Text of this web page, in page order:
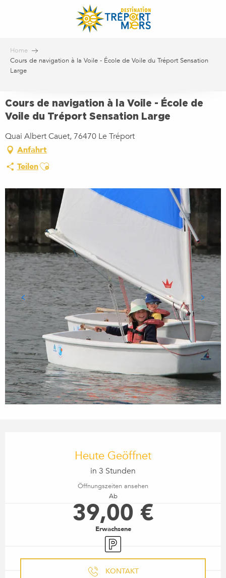
Home
Cours de navigation à la Voile - École de Voile du Tréport Sensation
Large
Cours de navigation à la Voile - École de
Voile du Tréport Sensation Large
Quai Albert Cauet, 76470 Le Tréport
Anfahrt
TeilenAjouter aux favoris
Heute Geöffnet
in 3 Stunden
Öffnungszeiten ansehen
Ab
39,00 €
Erwachsene
Parkplatz
KONTAKT